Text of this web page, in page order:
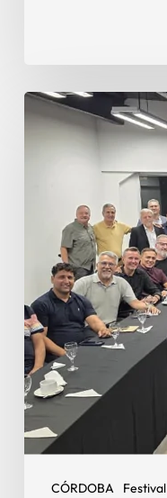
CÓRDOBA Festival